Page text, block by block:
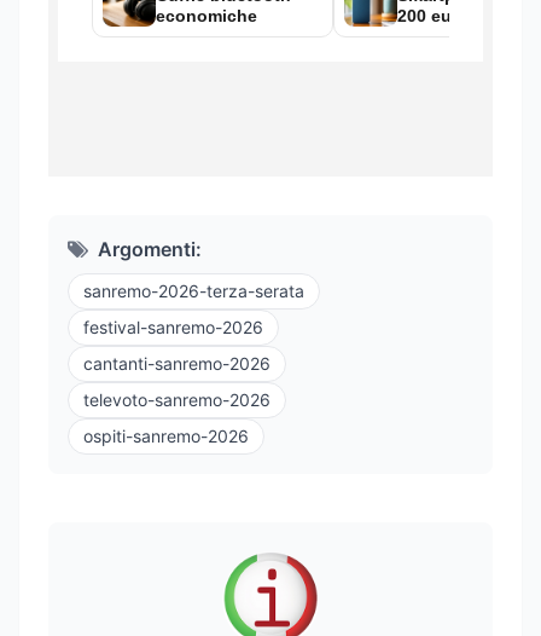
Argomenti:
sanremo-2026-terza-serata
festival-sanremo-2026
cantanti-sanremo-2026
televoto-sanremo-2026
ospiti-sanremo-2026